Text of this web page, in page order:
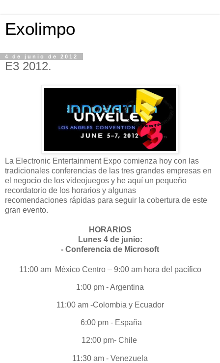
Exolimpo
4 de junio de 2012
E3 2012.
La Electronic Entertainment Expo comienza hoy con las
tradicionales conferencias de las tres grandes empresas en
el negocio de los videojuegos y he aquí un pequeño
recordatorio de los horarios y algunas
recomendaciones rápidas para seguir la cobertura de este
gran evento.
HORARIOS
Lunes 4 de junio:
- Conferencia de Microsoft
11:00 am México Centro – 9:00 am hora del pacífico
1:00 pm - Argentina
11:00 am -Colombia y Ecuador
6:00 pm - España
12:00 pm- Chile
11:30 am - Venezuela